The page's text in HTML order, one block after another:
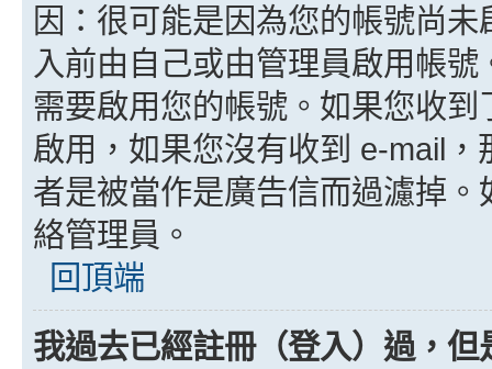
因：很可能是因為您的帳號尚
入前由自己或由管理員啟用帳
需要啟用您的帳號。如果您收
啟用，如果您沒有收到 e-mail
者是被當作是廣告信而過濾掉
絡管理員。
回頂端
我過去已經註冊（登入）過，